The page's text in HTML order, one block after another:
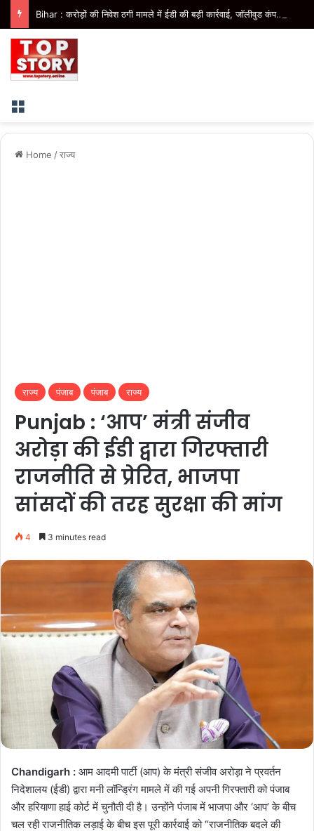
Bihar : करोड़ों की निवेश ठगी मामले में ईडी की बड़ी कार्रवाई, जॉलीवुड कंपनी के निदेशक के आवास पर छापेमारी
Menu
Home /राज्य
राज्य पंजाब पंजाब राज्य
Punjab : ‘आप’ मंत्री संजीव
अरोड़ा की ईडी द्वारा गिरफ्तारी
राजनीति से प्रेरित, भाजपा
सांसदों की तरह सुरक्षा की मांग
4 3 minutes read
Chandigarh : आम आदमी पार्टी (आप) के मंत्री संजीव अरोड़ा ने प्रवर्तन
निदेशालय (ईडी) द्वारा मनी लॉन्ड्रिंग मामले में की गई अपनी गिरफ्तारी को पंजाब
और हरियाणा हाई कोर्ट में चुनौती दी है। उन्होंने पंजाब में भाजपा और ‘आप’ के बीच
चल रही राजनीतिक लड़ाई के बीच इस पूरी कार्रवाई को “राजनीतिक बदले की